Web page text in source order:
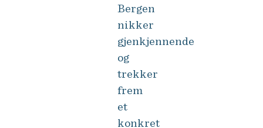
Bergen
nikker
gjenkjennende
og
trekker
frem
et
konkret